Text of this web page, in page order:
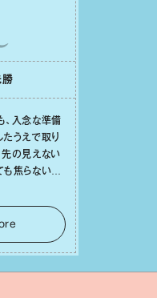
勝
、⼊念な準備
うえで取り
先の⾒えない
も焦らない
たわることに
しっかりとエ
り越える⼒に